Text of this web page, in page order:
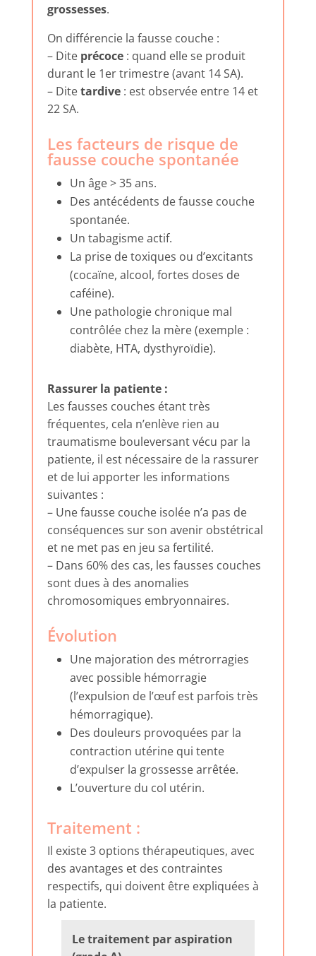
grossesses.
On différencie la fausse couche :
– Dite précoce: quand elle se produit
durant le 1er trimestre (avant 14 SA).
– Ditetardive: est observée entre 14 et
22 SA.
Les facteurs de risque de
fausse couche spontanée
Un âge > 35 ans.
Des antécédents de fausse couche
spontanée.
Un tabagisme actif.
La prise de toxiques ou d’excitants
(cocaïne, alcool, fortes doses de
caféine).
Une pathologie chronique mal
contrôlée chez la mère (exemple :
diabète, HTA, dysthyroïdie).
Rassurer la patiente :
Les fausses couches étant très
fréquentes, cela n’enlève rien au
traumatisme bouleversant vécu par la
patiente, il est nécessaire de la rassurer
et de lui apporter les informations
suivantes :
– Une fausse couche isolée n’a pas de
conséquences sur son avenir obstétrical
et ne met pas en jeu sa fertilité.
– Dans 60% des cas, les fausses couches
sont dues à des anomalies
chromosomiques embryonnaires.
Évolution
Une majoration des métrorragies
avec possible hémorragie
(l’expulsion de l’œuf est parfois très
hémorragique).
Des douleurs provoquées par la
contraction utérine qui tente
d’expulser la grossesse arrêtée.
L’ouverture du col utérin.
Traitement :
Il existe 3 options thérapeutiques, avec
des avantages et des contraintes
respectifs, qui doivent être expliquées à
la patiente.
Le traitement par aspiration